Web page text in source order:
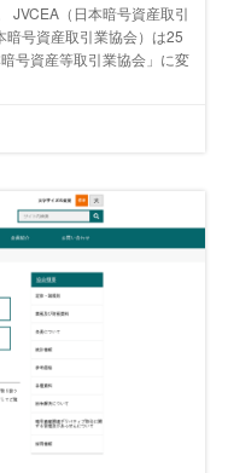
JVCEA（日本暗号資産取引
暗号資産取引業協会）は25
号資産等取引業協会」に変